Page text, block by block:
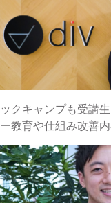
クキャンプも受講
教育や仕組み改善